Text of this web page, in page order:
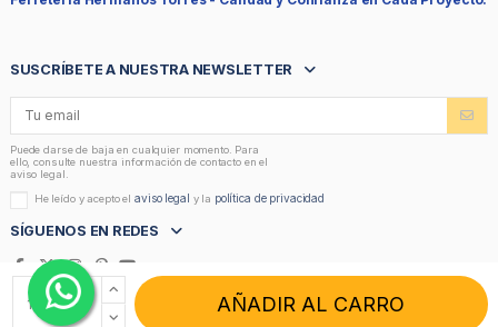
AÑADIR AL CARRO
SUSCRÍBETE A NUESTRA NEWSLETTER
Puede darse de baja en cualquier momento. Para
ello, consulte nuestra información de contacto en el
aviso legal.
He leído y acepto elaviso legal y la política de privacidad
SÍGUENOS EN REDES